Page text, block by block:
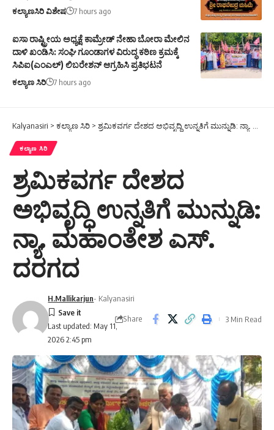
ಕಲ್ಯಾಣಸಿರಿ ವಿಶೇಷ 7 hours ago
ಐಸಾ ರಾಷ್ಟ್ರೀಯ ಅಧ್ಯಕ್ಷೆ ಕಾಮ್ರೇಡ್ ನೇಹಾ ಬೋರಾ ಮೇಲಿನ
ದಾಳಿ ಖಂಡಿಸಿ: ಸಂಘಿ ಗೂಂಡಾಗಳ ವಿರುದ್ಧ ಕಠಿಣ ಕ್ರಮಕ್ಕೆ
ಸಿಪಿಐ(ಎಂಎಲ್) ಲಿಬರೇಶನ್ ಆಗ್ರಹಿಸಿ ಪ್ರತಿಭಟನೆ
ಕಲ್ಯಾಣ ಸಿರಿ 7 hours ago
Kalyanasiri > ಕಲ್ಯಾಣ ಸಿರಿ > ಶ್ರಮಿಕವರ್ಗ ದೇಶದ ಅಭಿವೃದ್ಧಿ ಉನ್ನತಿಗೆ ಮುನ್ನುಡಿ: ನ್ಯಾ. ಮಹಾಂತೇಶ ಎಸ್. ದರಗದ
ಕಲ್ಯಾಣ ಸಿರಿ
ಶ್ರಮಿಕವರ್ಗ ದೇಶದ
ಅಭಿವೃದ್ಧಿ ಉನ್ನತಿಗೆ ಮುನ್ನುಡಿ:
ನ್ಯಾ. ಮಹಾಂತೇಶ ಎಸ್.
ದರಗದ
Last updated: May 11,
2026 2:45 pm
H.Mallikarjun- Kalyanasiri
Share 3 Min Read